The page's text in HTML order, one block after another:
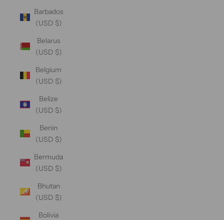
Barbados
(USD $)
Belarus
(USD $)
Belgium
(USD $)
Belize
(USD $)
Benin
(USD $)
Bermuda
(USD $)
Bhutan
(USD $)
Bolivia